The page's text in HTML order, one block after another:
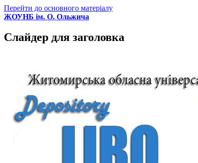
Перейти до основного матеріалу
ЖОУНБ ім. О. Ольжича
Слайдер для заголовка